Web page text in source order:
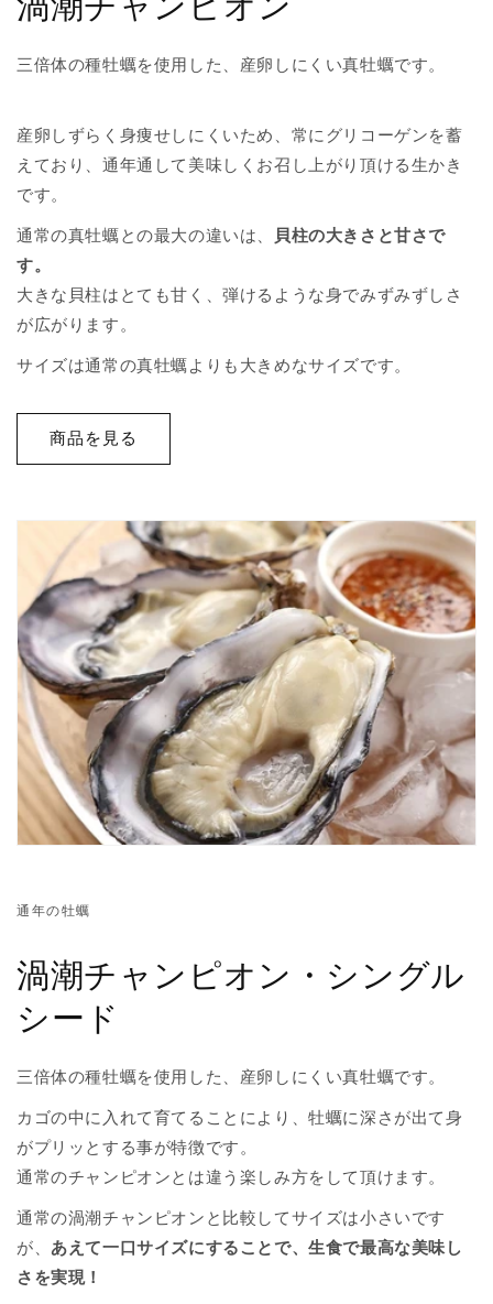
三倍体の種牡蠣を使用した、産卵しにくい真牡蠣です。
産卵しずらく身痩せしにくいため、常にグリコーゲンを蓄
えており、通年通して美味しくお召し上がり頂ける生かき
です。
通常の真牡蠣との最大の違いは、
貝柱の大きさと甘さで
す。
大きな貝柱はとても甘く、弾けるような身でみずみずしさ
が広がります。
サイズは通常の真牡蠣よりも大きめなサイズです。
商品を見る
通年の牡蠣
渦潮チャンピオン・シングル
シード
三倍体の種牡蠣を使用した、産卵しにくい真牡蠣です。
カゴの中に入れて育てることにより、牡蠣に深さが出て身
がプリッとする事が特徴です。
通常のチャンピオンとは違う楽しみ方をして頂けます。
通常の渦潮チャンピオンと比較してサイズは小さいです
が、 あえて一口サイズにすることで、生食で最高な美味し
さを実現！